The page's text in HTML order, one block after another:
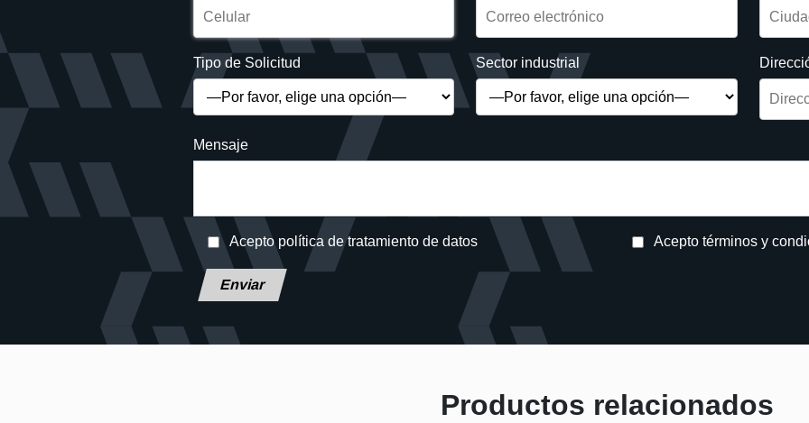
Tipo de Solicitud Sector industrial
Mensaje
Acepto política de tratamiento de datos Acepto términos y
Deja este campo en blanco, por favor.
Productos relacionados